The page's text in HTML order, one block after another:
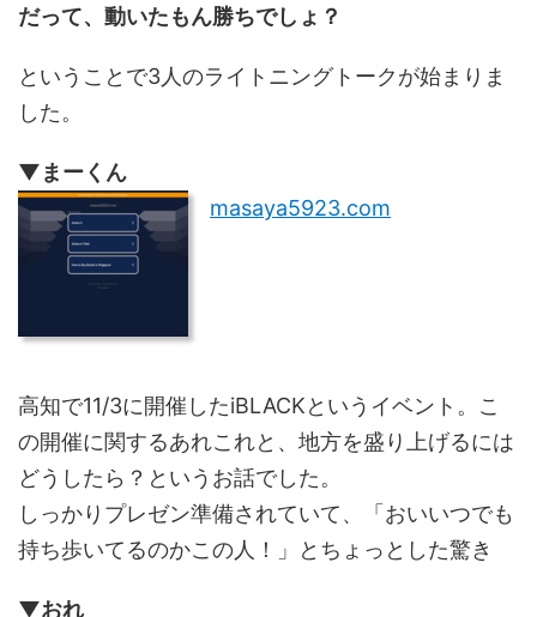
だって、動いたもん勝ちでしょ？
ということで3人のライトニングトークが始まりま
した。
▼まーくん
masaya5923.com
高知で11/3に開催したiBLACKというイベント。こ
の開催に関するあれこれと、地方を盛り上げるには
どうしたら？というお話でした。
しっかりプレゼン準備されていて、「おいいつでも
持ち歩いてるのかこの人！」とちょっとした驚き
▼おれ